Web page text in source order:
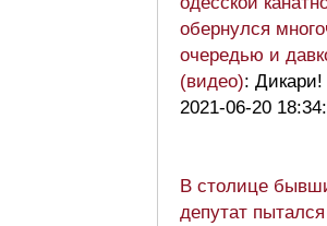
обернулся
очередью и
(видео): Дикари!
2021-06-20
В столице
депутат